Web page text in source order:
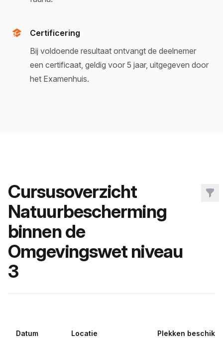
Certificering
Bij voldoende resultaat ontvangt de deelnemer
een certificaat, geldig voor 5 jaar, uitgegeven door
het Examenhuis.
Cursusoverzicht
Natuurbescherming
binnen de
Omgevingswet niveau
3
Datum Locatie Plekken